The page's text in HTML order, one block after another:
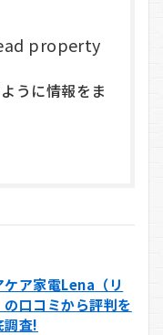
property
うに情報をま
ケア家電Lena（リ
の口コミから評判を
調査!